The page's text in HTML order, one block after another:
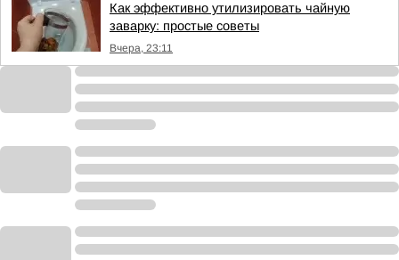
Как эффективно утилизировать чайную
заварку: простые советы
Вчера, 23:11